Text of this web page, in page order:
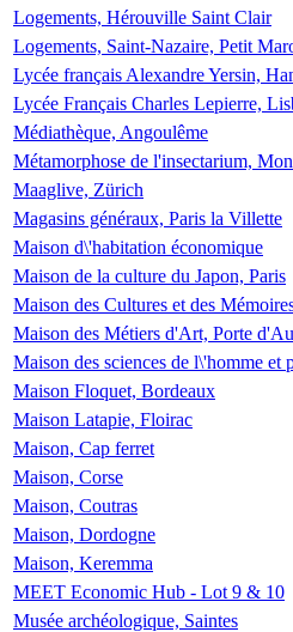
Logements, Hérouville Saint Clair
Logements, Saint-Nazaire, Petit
Lycée français Alexandre Yersin,
Lycée Français Charles Lepierre,
Médiathèque, Angoulême
Métamorphose de l'insectarium,
Maaglive, Zürich
Magasins généraux, Paris la Villette
Maison d\'habitation économique
Maison de la culture du Japon, Paris
Maison des Cultures et des
Maison des Métiers d'Art, Porte
Maison des sciences de l\'homme
Maison Floquet, Bordeaux
Maison Latapie, Floirac
Maison, Cap ferret
Maison, Corse
Maison, Coutras
Maison, Dordogne
Maison, Keremma
MEET Economic Hub - Lot 9 & 10
Musée archéologique, Saintes